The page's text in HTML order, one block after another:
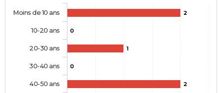
2
0
1
0
2
Moins de 10 ans
10-20 ans
20-30 ans
30-40 ans
40-50 ans